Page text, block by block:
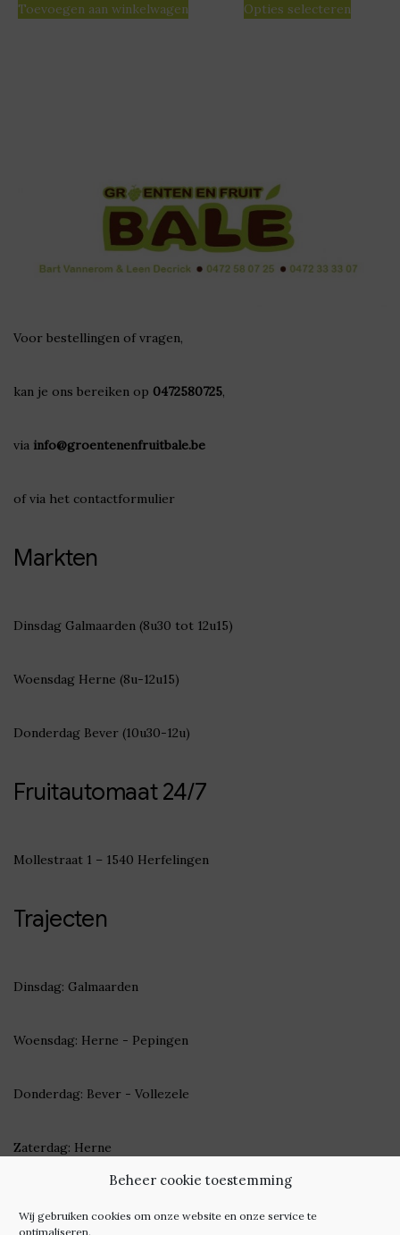
Beheer cookie toestemming
Wij gebruiken cookies om onze website en onze service te
optimaliseren.
Toevoegen aan winkelwagen Opties selecteren
Voor bestellingen of vragen,
kan je ons bereiken op 0472580725,
via info@groentenenfruitbale.be
of via het contactformulier
Markten
Dinsdag Galmaarden (8u30 tot 12u15)
Woensdag Herne (8u-12u15)
Donderdag Bever (10u30-12u)
Fruitautomaat 24/7
Mollestraat 1 – 1540 Herfelingen
Trajecten
Dinsdag: Galmaarden
Woensdag: Herne - Pepingen
Donderdag: Bever - Vollezele
Zaterdag: Herne